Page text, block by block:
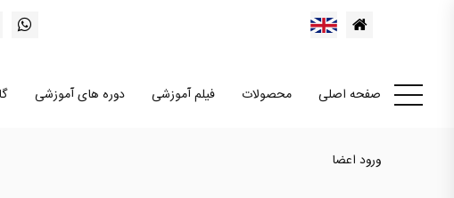
صفحه اصلی محصولات فیلم آموزشی دوره های آموزشی
ورود اعضا